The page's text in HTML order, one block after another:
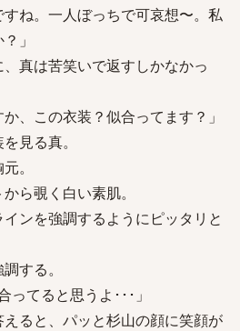
すね。一人ぼっちで可哀想〜。私
」
真は苦笑いで返すしかなかっ
、この衣装？似合ってます？」
見る真。
。
ら覗く白い素肌。
ンを強調するようにピッタリと
する。
ってると思うよ･･･」
えると、パッと杉山の顔に笑顔が